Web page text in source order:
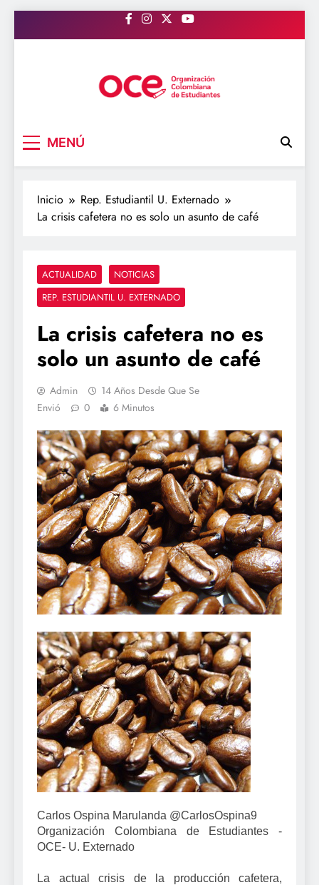
al
MENÚ
Inicio
Rep. Estudiantil U. Externado
La crisis cafetera no es solo un asunto de café
ACTUALIDAD
NOTICIAS
REP. ESTUDIANTIL U. EXTERNADO
La crisis cafetera no es
solo un asunto de café
Admin
14 Años Desde Que Se
Envió
0 6 Minutos
Carlos Ospina Marulanda @CarlosOspina9
Organización Colombiana de Estudiantes -
OCE- U. Externado
La actual crisis de la producción cafetera,